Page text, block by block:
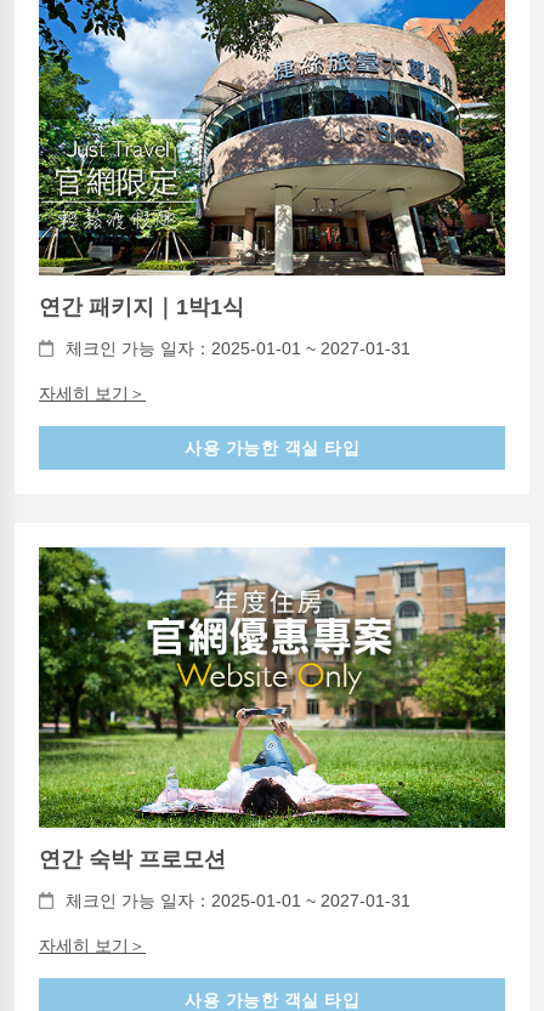
연간 패키지｜1박1식
체크인 가능 일자：2025-01-01 ~ 2027-01-31
자세히 보기＞
사용 가능한 객실 타입
연간 숙박 프로모션
체크인 가능 일자：2025-01-01 ~ 2027-01-31
자세히 보기＞
사용 가능한 객실 타입